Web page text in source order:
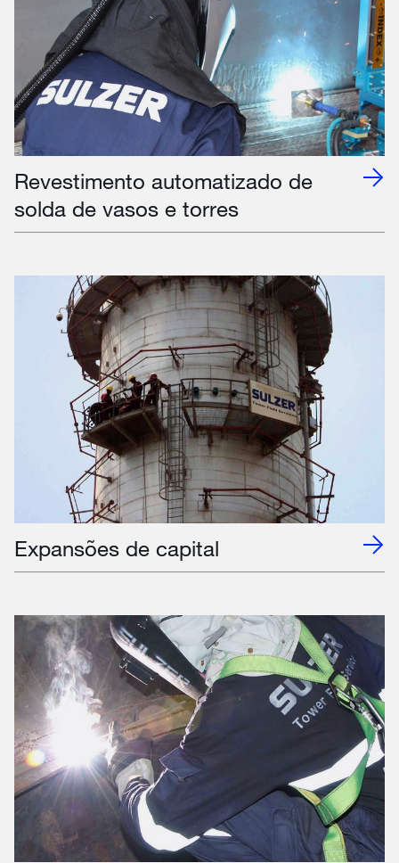
Revestimento automatizado de
solda de vasos e torres
Expansões de capital